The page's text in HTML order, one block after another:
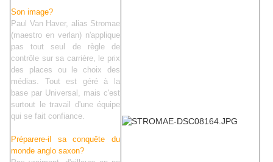
Son image?
Paul Van Haver, alias Stromae
(maestro en verlan) n'applique
pas tout seul de règle de
contrôle sur sa carrière, le prix
des places ou le choix des
médias. Tout est géré à la
base par Universal, mais c'est
surtout le travail d'une équipe
qui se fait confiance.
Préparere-il sa conquête du
monde anglo saxon?